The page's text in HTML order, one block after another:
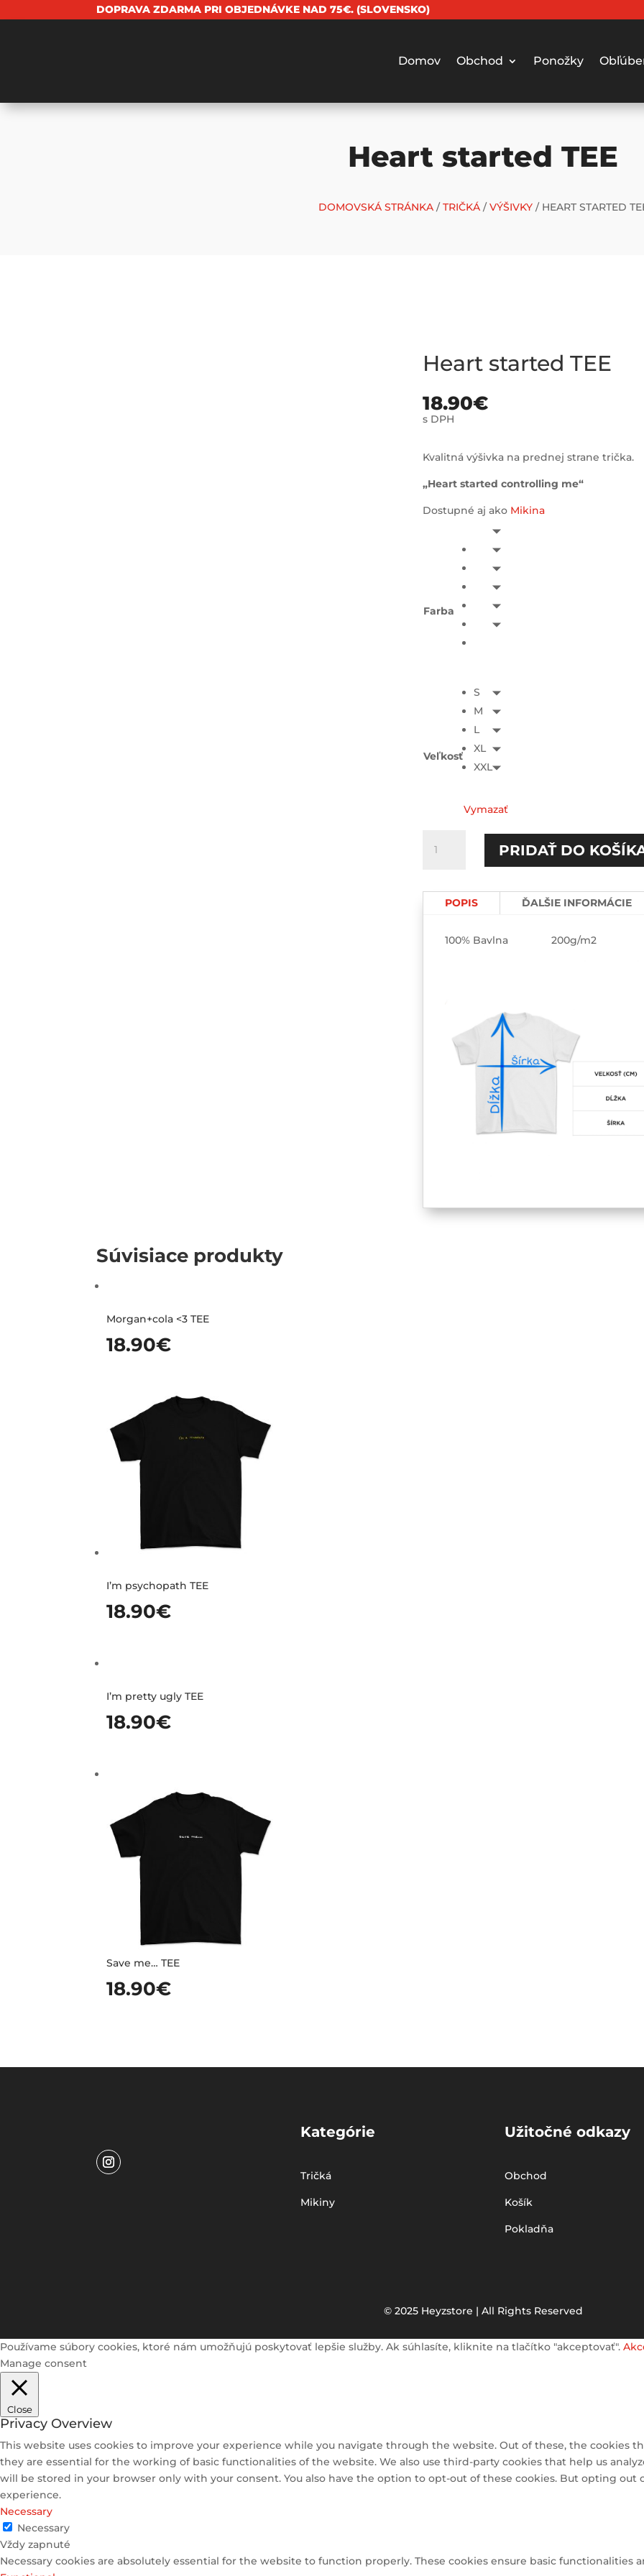
DOPRAVA ZDARMA PRI OBJEDNÁVKE NAD 75€. (SLOVENSKO)
Domov Obchod Ponožky
Heart started TEE
DOMOVSKÁ STRÁNKA/ TRIČKÁ/ VÝŠIVKY/ HEART STARTED
Heart started TEE
18.90€
s DPH
Kvalitná výšivka na prednej strane trička.
„Heart started controlling me“
Dostupné aj ako Mikina
Farba
Veľkosť
S
M
L
XL
XXL
Vymazať
Heart
PRIDAŤ DO
POPIS ĎALŠIE INFORMÁCIE
100% Bavlna 200g/m2
Súvisiace produkty
Morgan+cola <3 TEE
18.90€
I’m psychopath TEE
18.90€
I’m pretty ugly TEE
18.90€
Save me… TEE
18.90€
Kategórie
Tričká
Mikiny
Užitočné odkazy
Obchod
Košík
Pokladňa
© 2025 Heyzstore | All Rights Reserved
Používame súbory cookies, ktoré nám umožňujú poskytovať lepšie služby. Ak súhlasíte, kliknite na tlačítko "akceptovať".
Manage consent
Close
Privacy Overview
This website uses cookies to improve your experience while you navigate through the website. Out of these, the cookies
they are essential for the working of basic functionalities of the website. We also use third-party cookies that help us
will be stored in your browser only with your consent. You also have the option to opt-out of these cookies. But opting out
experience.
Necessary
Necessary
Vždy zapnuté
Necessary cookies are absolutely essential for the website to function properly. These cookies ensure basic functionalities